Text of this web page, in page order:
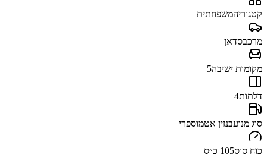
קטגוריהמשפחתית
מרכבסדאן
מקומות ישיבה5
דלתות4
סוג מנועבנזין אטמוספרי
כוח סוס105 כ״ס